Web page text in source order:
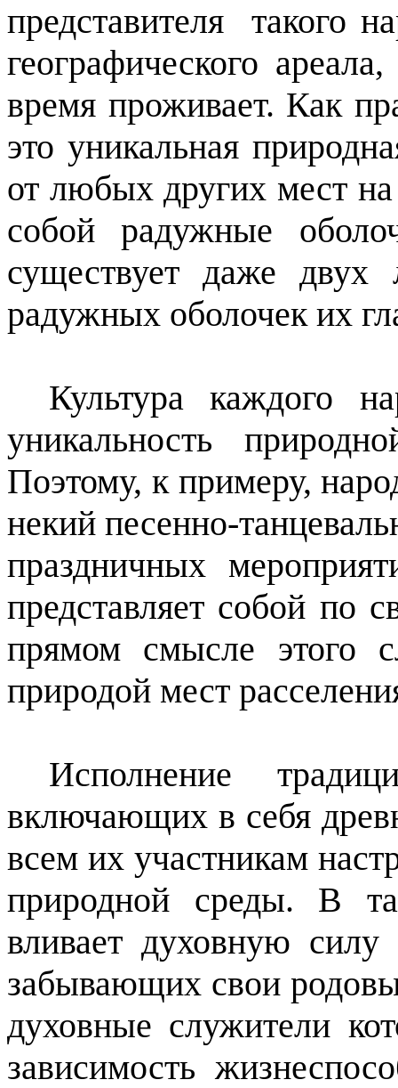
представителя
такого
географического
время проживает. Как
это уникальная
от любых других мест
собой радужные
существует даже
радужных оболочек их
Культура каждого
уникальность
Поэтому, к примеру,
некий песенно-
праздничных
представляет собой по
прямом смысле этого
природой мест
Исполнение
включающих в себя
всем их участникам
природной среды. В
вливает духовную
забывающих свои
духовные служители
зависимость